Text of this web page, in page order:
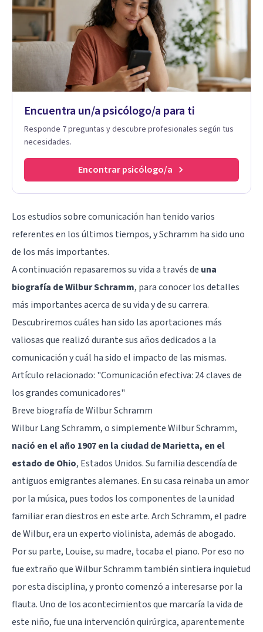
Encuentra un/a psicólogo/a para ti
Responde 7 preguntas y descubre profesionales según tus
necesidades.
Encontrar psicólogo/a
Los estudios sobre comunicación han tenido varios
referentes en los últimos tiempos, y Schramm ha sido uno
de los más importantes.
A continuación repasaremos su vida a través de una
biografía de Wilbur Schramm, para conocer los detalles
más importantes acerca de su vida y de su carrera.
Descubriremos cuáles han sido las aportaciones más
valiosas que realizó durante sus años dedicados a la
comunicación y cuál ha sido el impacto de las mismas.
Artículo relacionado: "Comunicación efectiva: 24 claves de
los grandes comunicadores"
Breve biografía de Wilbur Schramm
Wilbur Lang Schramm, o simplemente Wilbur Schramm,
nació en el año 1907 en la ciudad de Marietta, en el
estado de Ohio, Estados Unidos. Su familia descendía de
antiguos emigrantes alemanes. En su casa reinaba un amor
por la música, pues todos los componentes de la unidad
familiar eran diestros en este arte. Arch Schramm, el padre
de Wilbur, era un experto violinista, además de abogado.
Por su parte, Louise, su madre, tocaba el piano. Por eso no
fue extraño que Wilbur Schramm también sintiera inquietud
por esta disciplina, y pronto comenzó a interesarse por la
flauta. Uno de los acontecimientos que marcaría la vida de
este niño, fue una intervención quirúrgica, aparentemente